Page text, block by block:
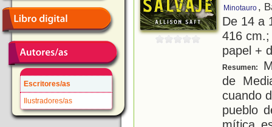
Escritores/as
Ilustradores/as
Minotauro ,
De 14 a
416 cm.;
papel +
Resumen:
de
cuando
pueblo